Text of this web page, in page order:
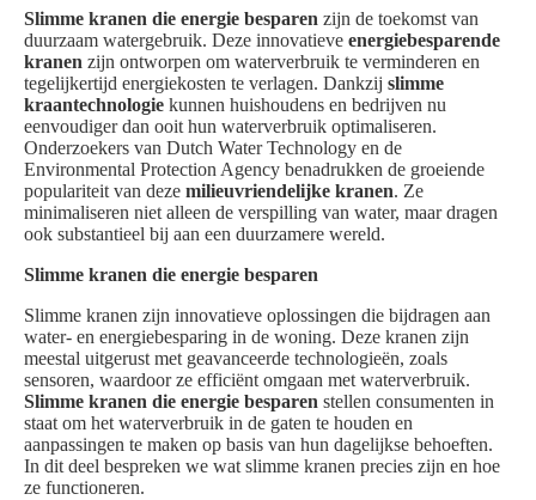
Slimme kranen die energie besparen zijn de toekomst van
duurzaam watergebruik. Deze innovatieve energiebesparende
kranen zijn ontworpen om waterverbruik te verminderen en
tegelijkertijd energiekosten te verlagen. Dankzij slimme
kraantechnologie kunnen huishoudens en bedrijven nu
eenvoudiger dan ooit hun waterverbruik optimaliseren.
Onderzoekers van Dutch Water Technology en de
Environmental Protection Agency benadrukken de groeiende
populariteit van deze milieuvriendelijke kranen. Ze
minimaliseren niet alleen de verspilling van water, maar dragen
ook substantieel bij aan een duurzamere wereld.
Slimme kranen die energie besparen
Slimme kranen zijn innovatieve oplossingen die bijdragen aan
water- en energiebesparing in de woning. Deze kranen zijn
meestal uitgerust met geavanceerde technologieën, zoals
sensoren, waardoor ze efficiënt omgaan met waterverbruik.
Slimme kranen die energie besparen stellen consumenten in
staat om het waterverbruik in de gaten te houden en
aanpassingen te maken op basis van hun dagelijkse behoeften.
In dit deel bespreken we wat slimme kranen precies zijn en hoe
ze functioneren.